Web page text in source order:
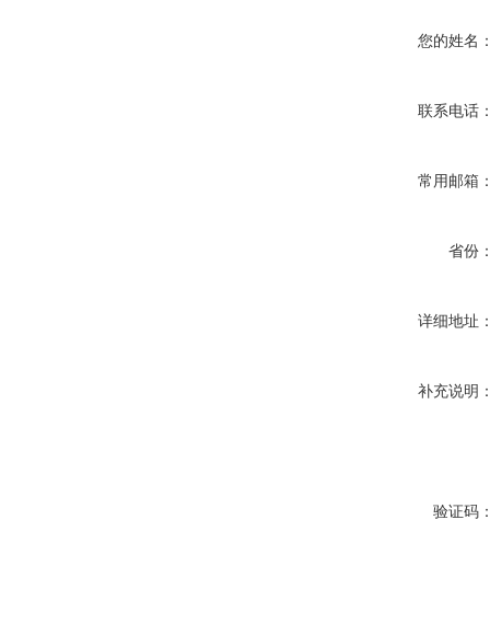
您的姓名
联系电话
常用邮箱
省份
详细地址
补充说明
验证码